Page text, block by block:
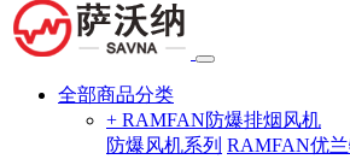
全部商品分类
+ RAMFAN防爆排烟风机
防爆风机系列 RAMFAN优